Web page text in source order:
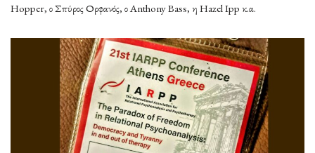
Hopper, ο Σπύρος Ορφανός, ο Anthony Bass, η Hazel Ipp κ.α.